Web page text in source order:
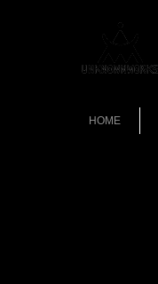
HOME